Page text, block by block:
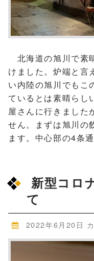
北海道の旭川で素
けました。炉端と言
い内陸の旭川でもこ
ているとは素晴らし
屋さんに行きました
せん。まずは旭川の
ます。中心部の4条通
新型コロ
て
2022年6月20日